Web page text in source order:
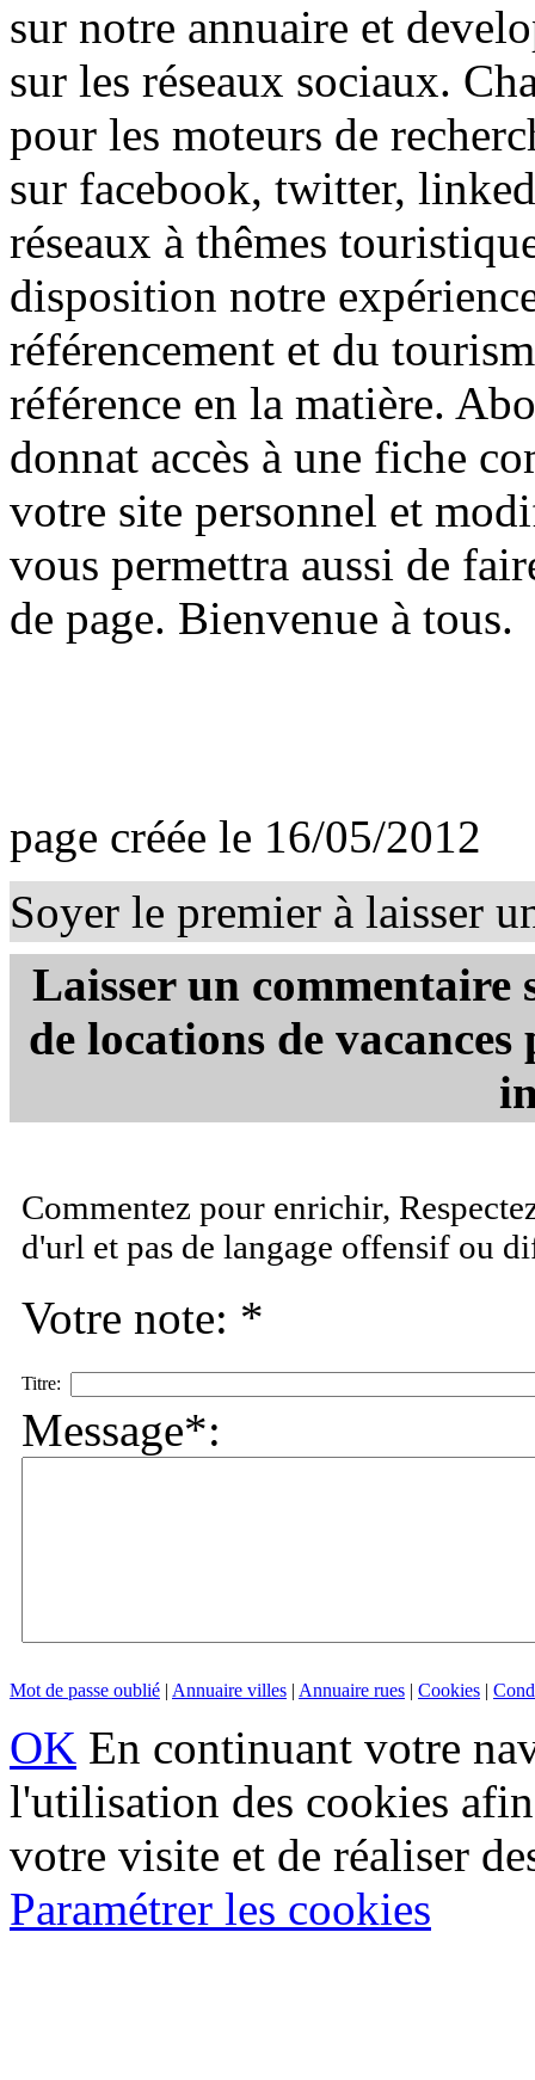
sur notre annuaire et
sur les réseaux sociaux.
pour les moteurs de
sur facebook, twitter,
réseaux à thêmes
disposition notre
référencement et du
référence en la matière.
donnat accès à une fiche
votre site personnel et
vous permettra aussi de
de page. Bienvenue à tous.
page créée le 16/05/2012
Soyer le premier à laisser
Laisser un commentaire
de locations de
Commentez pour enrichir,
d'url et pas de langage offensif ou
Votre note: *
Titre:
Message*:
Mot de passe oublié | Annuaire villes | Annuaire rues | Cookies |
OK En continuant votre
l'utilisation des cookies
votre visite et de réaliser
Paramétrer les cookies